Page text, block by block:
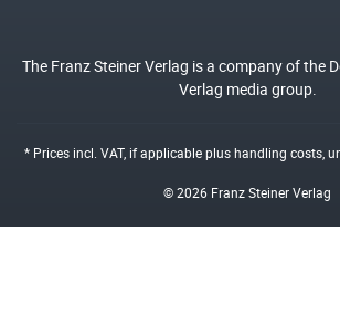
The Franz Steiner Verlag is a company of the
Verlag media group.
* Prices incl. VAT, if applicable plushandling costs,
© 2026 Franz Steiner Verlag